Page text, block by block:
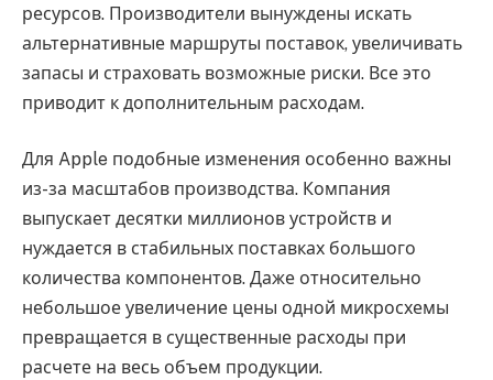
ресурсов. Производители вынуждены искать
альтернативные маршруты поставок, увеличивать
запасы и страховать возможные риски. Все это
приводит к дополнительным расходам.
Для Apple подобные изменения особенно важны
из-за масштабов производства. Компания
выпускает десятки миллионов устройств и
нуждается в стабильных поставках большого
количества компонентов. Даже относительно
небольшое увеличение цены одной микросхемы
превращается в существенные расходы при
расчете на весь объем продукции.